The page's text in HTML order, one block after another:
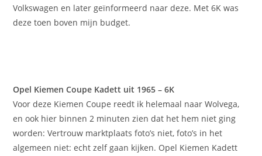
Volkswagen en later geïnformeerd naar deze. Met 6K was
deze toen boven mijn budget.
Opel Kiemen Coupe Kadett uit 1965 – 6K
Voor deze Kiemen Coupe reedt ik helemaal naar Wolvega,
en ook hier binnen 2 minuten zien dat het hem niet ging
worden: Vertrouw marktplaats foto’s niet, foto’s in het
algemeen niet: echt zelf gaan kijken. Opel Kiemen Kadett